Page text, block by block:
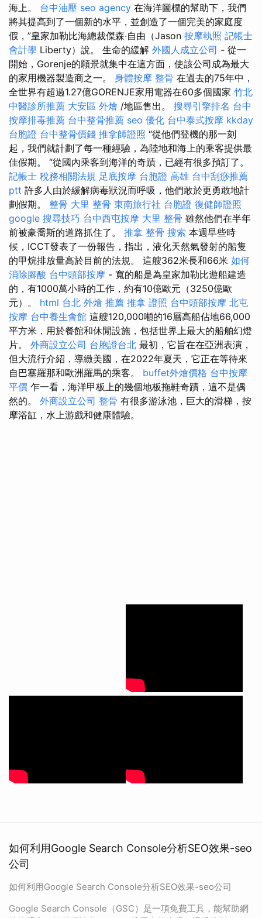
海上。 台中油壓 seo agency 在海洋圖標的幫助下，我們
將其提高到了一個新的水平，並創造了一個完美的家庭度
假，”皇家加勒比海總裁傑森·自由（Jason 按摩執照 記帳士
會計學 Liberty）說。 生命的緩解 外國人成立公司 - 從一
開始，Gorenje的願景就集中在這方面，使該公司成為最大
的家用機器製造商之一。 身體按摩 整骨 在過去的75年中，
全世界有超過1.27億GORENJE家用電器在60多個國家 竹北
中醫診所推薦 大安區 外燴 /地區售出。 搜尋引擎排名 台中
按摩排毒推薦 台中整骨推薦 seo 優化 台中泰式按摩 kkday
台胞證 台中整骨價錢 推拿師證照 “從他們登機的那一刻
起，我們就計劃了每一種經驗，為陸地和海上的乘客提供最
佳假期。 “從國內乘客到海洋的奇蹟，已經有很多預訂了。
記帳士 稅務相關法規 足底按摩 台胞證 高雄 台中刮痧推薦
ptt 許多人由於緩解病毒狀況而呼吸，他們敢於更勇敢地計
劃假期。 整骨 大里 整骨 東南旅行社 台胞證 復健師證照
google 搜尋技巧 台中西屯按摩 大里 整骨 雖然他們在半年
前被豪喬斯的道路抓住了。 推拿 整骨 搜索 本週早些時
候，ICCT發表了一份報告，指出，液化天然氣發射的船隻
的甲烷排放量高於目前的法規。 這艘362米長和66米 如何
消除腳酸 台中頭部按摩 - 寬的船是為皇家加勒比遊船建造
的，有1000萬小時的工作，約有10億歐元（3250億歐
元）。 html 台北 外燴 推薦 推拿 證照 台中頭部按摩 北屯
按摩 台中養生會館 這艘120,000噸的16層高船佔地66,000
平方米，用於餐館和休閒設施，包括世界上最大的船舶幻燈
片。 外商設立公司 台胞證台北 最初，它旨在在亞洲表演，
但大流行介紹，導緻美國，在2022年夏天，它正在等待來
自巴塞羅那和歐洲羅馬的乘客。 buffet外燴價格 台中按摩
平價 乍一看，海洋甲板上的幾個地板拖鞋奇蹟，這不是偶
然的。 外商設立公司 整骨 有很多游泳池，巨大的滑梯，按
摩浴缸，水上游戲和健康體驗。
如何利用Google Search Console分析SEO效果-seo
公司
如何利用Google Search Console分析SEO效果-seo公司
Google Search Console（GSC）是一項免費工具，能幫助網